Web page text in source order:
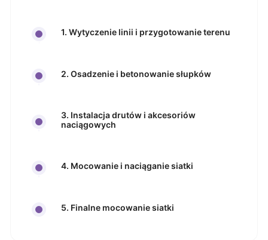
1. Wytyczenie linii i przygotowanie terenu
2. Osadzenie i betonowanie słupków
3. Instalacja drutów i akcesoriów
naciągowych
4. Mocowanie i naciąganie siatki
5. Finalne mocowanie siatki